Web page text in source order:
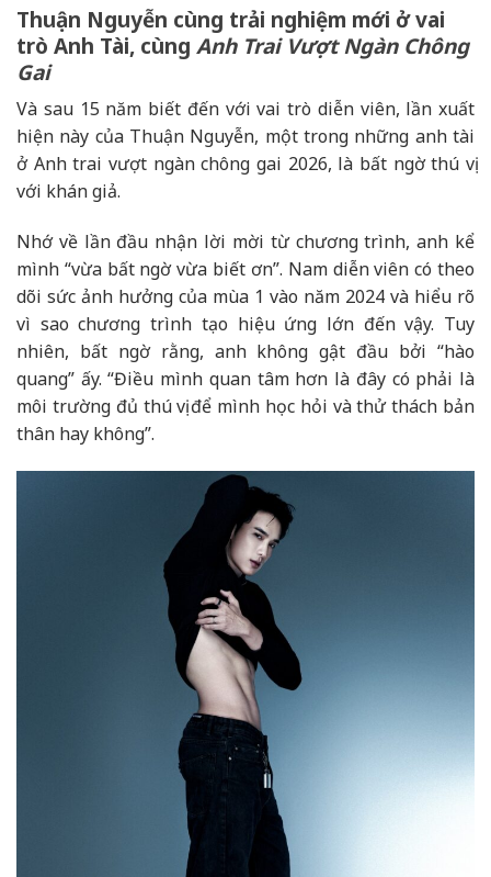
Thuận Nguyễn cùng trải nghiệm mới ở vai
trò Anh Tài, cùng Anh Trai Vượt Ngàn Chông
Gai
Và sau 15 năm biết đến với vai trò diễn viên, lần xuất
hiện này của Thuận Nguyễn, một trong những anh tài
ở Anh trai vượt ngàn chông gai 2026, là bất ngờ thú vị
với khán giả.
Nhớ về lần đầu nhận lời mời từ chương trình, anh kể
mình “vừa bất ngờ vừa biết ơn”. Nam diễn viên có theo
dõi sức ảnh hưởng của mùa 1 vào năm 2024 và hiểu rõ
vì sao chương trình tạo hiệu ứng lớn đến vậy. Tuy
nhiên, bất ngờ rằng, anh không gật đầu bởi “hào
quang” ấy. “Điều mình quan tâm hơn là đây có phải là
môi trường đủ thú vị để mình học hỏi và thử thách bản
thân hay không”.